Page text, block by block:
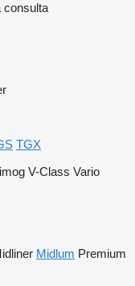
consulta
TGX
V-Class Vario
Midlum Premium